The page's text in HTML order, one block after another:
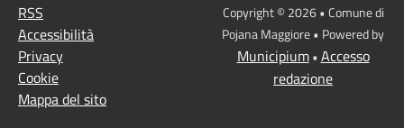
RSS
Accessibilità
Privacy
Cookie
Mappa del sito
Copyright © 2026 • Comune di
Pojana Maggiore • Powered by
Municipium• Accesso
redazione